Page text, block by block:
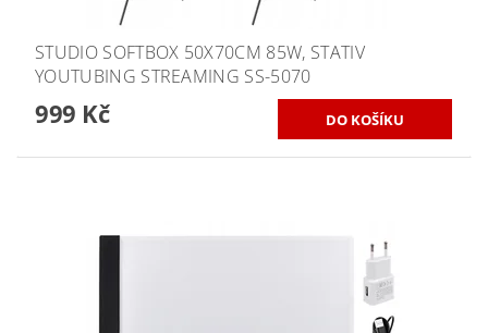
STUDIO SOFTBOX 50X70CM 85W, STATIV
YOUTUBING STREAMING SS-5070
999 Kč